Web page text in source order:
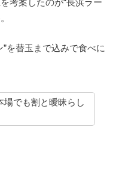
考案したのが“長浜ラー
を替玉まで込みで食べに
場でも割と曖昧らし